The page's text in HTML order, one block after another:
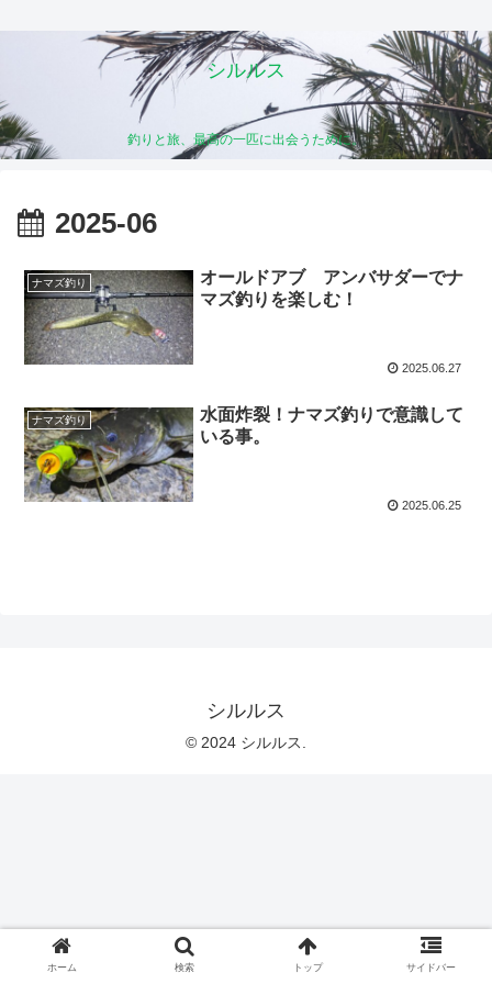
シルルス
釣りと旅、最高の一匹に出会うために。
2025-06
ナマズ釣り
オールドアブ アンバサダーでナ
マズ釣りを楽しむ！
2025.06.27
ナマズ釣り
水面炸裂！ナマズ釣りで意識して
いる事。
2025.06.25
シルルス
© 2024 シルルス.
ホーム 検索 トップ サイドバー